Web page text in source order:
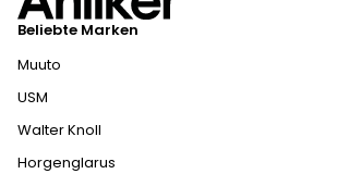
Beliebte Marken
Muuto
USM
Walter Knoll
Horgenglarus